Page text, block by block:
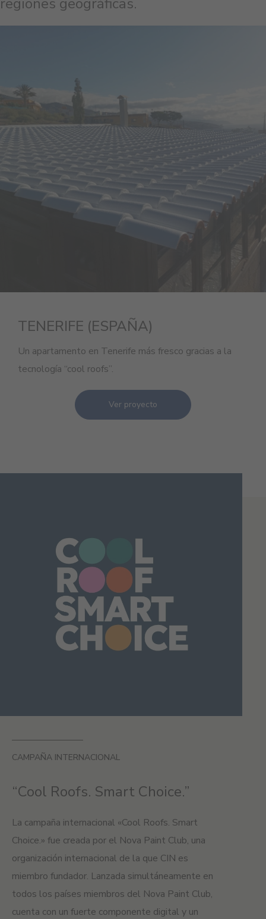
TENERIFE (ESPAÑA)
Un apartamento en Tenerife más fresco gracias a la
tecnología “cool roofs”.
Ver proyecto
CAMPAÑA INTERNACIONAL
“Cool Roofs. Smart Choice.”
La campaña internacional «Cool Roofs. Smart
Choice.» fue creada por el Nova Paint Club, una
organización internacional de la que CIN es
miembro fundador. Lanzada simultáneamente en
todos los países miembros del Nova Paint Club,
cuenta con un fuerte componente digital y un